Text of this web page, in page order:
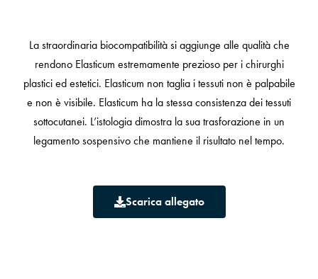
La straordinaria biocompatibilità si aggiunge alle qualità che
rendono Elasticum estremamente prezioso per i chirurghi
plastici ed estetici. Elasticum non taglia i tessuti non è palpabile
e non è visibile. Elasticum ha la stessa consistenza dei tessuti
sottocutanei. L’istologia dimostra la sua trasforazione in un
legamento sospensivo che mantiene il risultato nel tempo.
Scarica allegato